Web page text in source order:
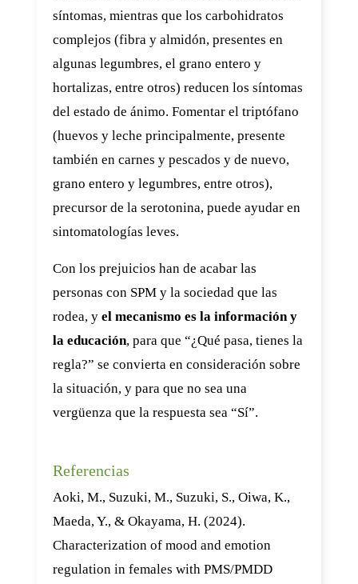
síntomas, mientras que los carbohidratos
complejos (fibra y almidón, presentes en
algunas legumbres, el grano entero y
hortalizas, entre otros) reducen los síntomas
del estado de ánimo. Fomentar el triptófano
(huevos y leche principalmente, presente
también en carnes y pescados y de nuevo,
grano entero y legumbres, entre otros),
precursor de la serotonina, puede ayudar en
sintomatologías leves.
Con los prejuicios han de acabar las
personas con SPM y la sociedad que las
rodea, y el mecanismo es la información y
la educación, para que “¿Qué pasa, tienes la
regla?” se convierta en consideración sobre
la situación, y para que no sea una
vergüenza que la respuesta sea “Sí”.
Referencias
Aoki, M., Suzuki, M., Suzuki, S., Oiwa, K.,
Maeda, Y., & Okayama, H. (2024).
Characterization of mood and emotion
regulation in females with PMS/PMDD